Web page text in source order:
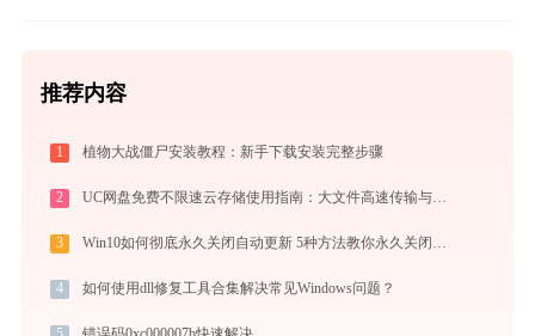
推荐内容
1 植物大战僵尸安装教程：新手下载安装完整步骤
2 UC网盘免费不限速云存储使用指南：大文件高速传输与在线协作实战
3 Win10如何彻底永久关闭自动更新 5种方法教你永久关闭win10自动更新
4 如何使用dll修复工具合集解决常见Windows问题？